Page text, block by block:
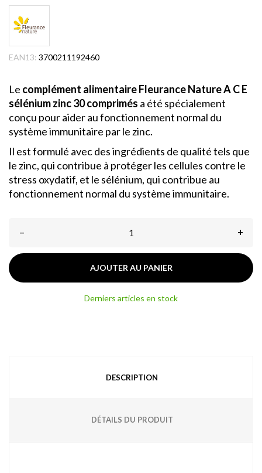
EAN13: 3700211192460
Le complément alimentaire Fleurance Nature A C E
sélénium zinc 30 comprimés a été spécialement
conçu pour aider au fonctionnement normal du
système immunitaire par le zinc.
Il est formulé avec des ingrédients de qualité tels que
le zinc, qui contribue à protéger les cellules contre le
stress oxydatif, et le sélénium, qui contribue au
fonctionnement normal du système immunitaire.
– +
AJOUTER AU PANIER
Derniers articles en stock
DESCRIPTION
DÉTAILS DU PRODUIT